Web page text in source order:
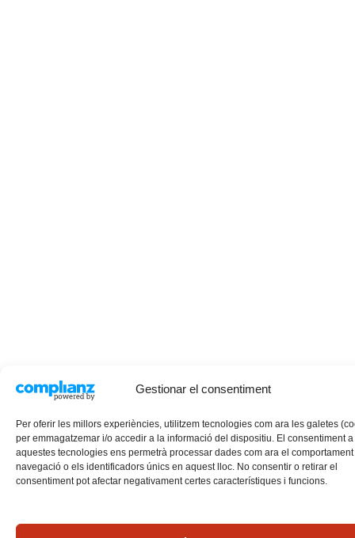
Gestionar el consentiment
Per oferir les millors experiències, utilitzem tecnologies com ara les galetes
per emmagatzemar i/o accedir a la informació del dispositiu. El consentiment a
aquestes tecnologies ens permetrà processar dades com ara el
navegació o els identificadors únics en aquest lloc. No consentir o retirar el
consentiment pot afectar negativament certes característiques i funcions.